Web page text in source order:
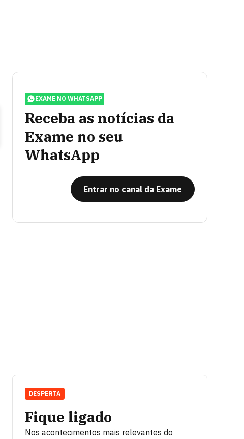
EXAME NO WHATSAPP
Receba as notícias da
Exame no seu
WhatsApp
Entrar no canal da Exame
Fique ligado
Nos acontecimentos mais relevantes do
DESPERTA